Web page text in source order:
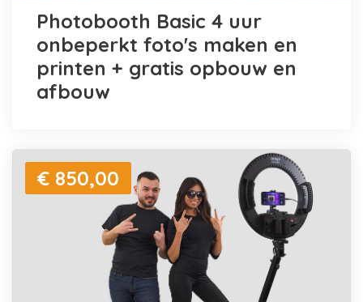
Photobooth Basic 4 uur
onbeperkt foto's maken en
printen + gratis opbouw en
afbouw
€ 850,00